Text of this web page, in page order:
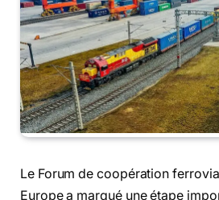
Le Forum de coopération
Europe a marqué une étape